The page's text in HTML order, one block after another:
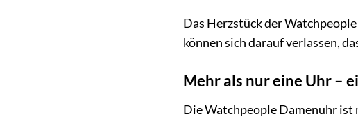
Das Herzstück der
können sich darauf verlassen,
Mehr als nur eine Uhr –
Die Watchpeople Damenuhr ist